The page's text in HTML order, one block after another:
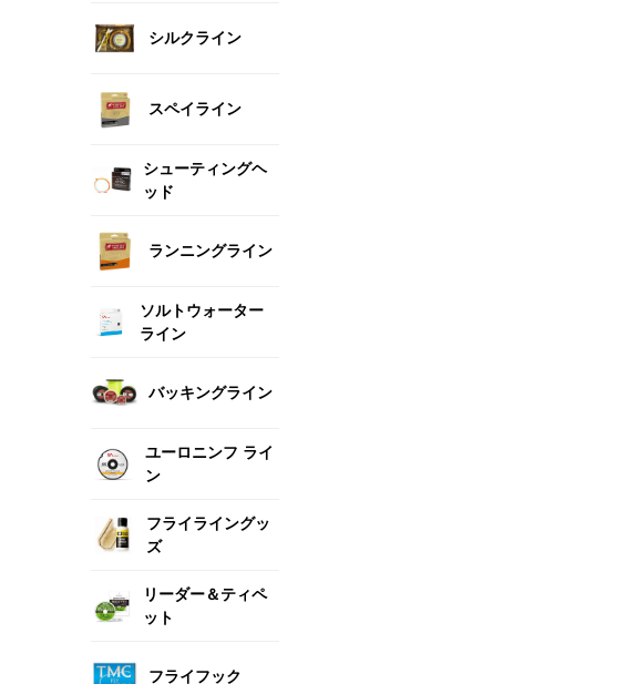
シルクライン
スペイライン
シューティングヘ
ッド
ランニングライン
ソルトウォーター
ライン
バッキングライン
ユーロニンフ ライ
ン
フライライングッ
ズ
リーダー＆ティペ
ット
フライフック